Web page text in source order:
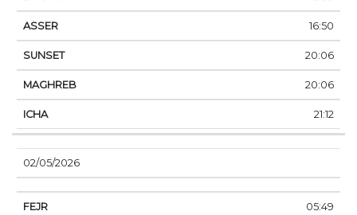
16:50
20:06
20:06
21:12
02/05/2026
05:49